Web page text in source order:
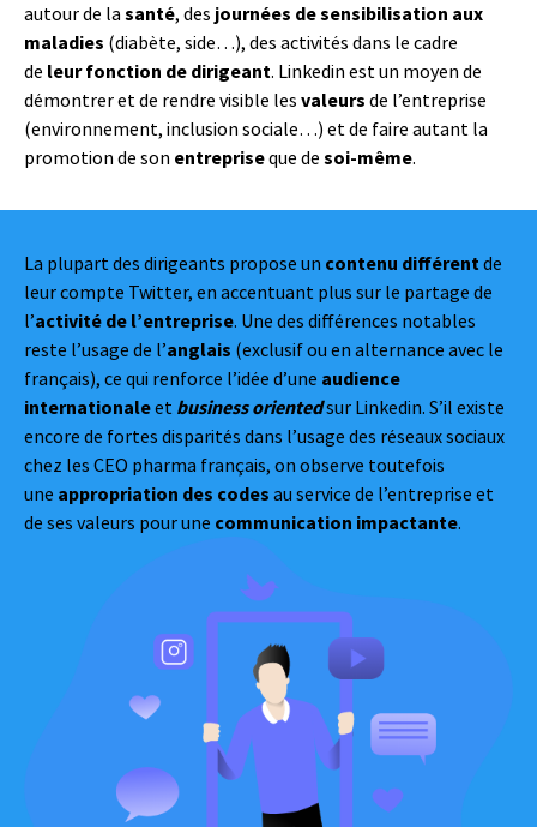
autour de la santé, des journées de sensibilisation aux
maladies (diabète, side…), des activités dans le cadre
de leur fonction de dirigeant. Linkedin est un moyen de
démontrer et de rendre visible les valeurs de l’entreprise
(environnement, inclusion sociale…) et de faire autant la
promotion de son entrepriseque de soi-même.
La plupart des dirigeants propose un contenu différentde
leur compte Twitter, en accentuant plus sur le partage de
l’activité de l’entreprise. Une des différences notables
reste l’usage de l’anglais (exclusif ou en alternance avec le
français), ce qui renforce l’idée d’une audience
internationaleet business orientedsur Linkedin. S’il existe
encore de fortes disparités dans l’usage des réseaux sociaux
chez les CEO pharma français, on observe toutefois
une appropriation des codes au service de l’entreprise et
de ses valeurs pour une communication impactante.